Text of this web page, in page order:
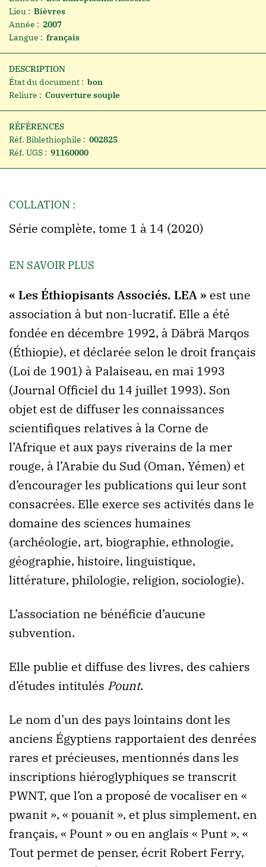
Lieu : Bièvres
Année : 2007
Langue : français
DESCRIPTION
État du document : bon
Reliure : Couverture souple
RÉFÉRENCES
Réf. Biblethiophile : 002825
Réf. UGS : 91160000
COLLATION :
Série complète, tome 1 à 14 (2020)
EN SAVOIR PLUS
« Les Éthiopisants Associés. LEA » est une
association à but non-lucratif. Elle a été
fondée en décembre 1992, à Däbrä Marqos
(Éthiopie), et déclarée selon le droit français
(Loi de 1901) à Palaiseau, en mai 1993
(Journal Officiel du 14 juillet 1993). Son
objet est de diffuser les connaissances
scientifiques relatives à la Corne de
l’Afrique et aux pays riverains de la mer
rouge, à l’Arabie du Sud (Oman, Yémen) et
d’encourager les publications qui leur sont
consacrées. Elle exerce ses activités dans le
domaine des sciences humaines
(archéologie, art, biographie, ethnologie,
géographie, histoire, linguistique,
littérature, philologie, religion, sociologie).
L’association ne bénéficie d’aucune
subvention.
Elle publie et diffuse des livres, des cahiers
d’études intitulés Pount.
Le nom d’un des pays lointains dont les
anciens Égyptiens rapportaient des denrées
rares et précieuses, mentionnés dans les
inscriptions hiéroglyphiques se transcrit
PWNT, que l’on a proposé de vocaliser en «
pwanit », « pouanit », et plus simplement, en
français, « Pount » ou en anglais « Punt ». «
Tout permet de penser, écrit Robert Ferry,